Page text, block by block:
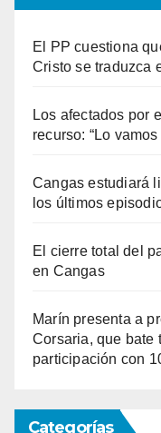
El PP cuestiona
Cristo se traduzca
Los afectados por
recurso: “Lo vamos
Cangas estudiará
los últimos
El cierre total del
en Cangas
Marín presenta a
Corsaria, que bate
participación con
Categorías